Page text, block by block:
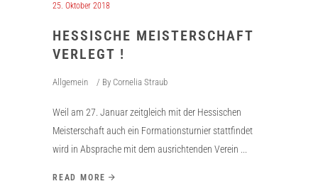
25. Oktober 2018
HESSISCHE MEISTERSCHAFT
VERLEGT !
Allgemein By Cornelia Straub
Weil am 27. Januar zeitgleich mit der Hessischen
Meisterschaft auch ein Formationsturnier stattfindet
wird in Absprache mit dem ausrichtenden Verein
READ MORE